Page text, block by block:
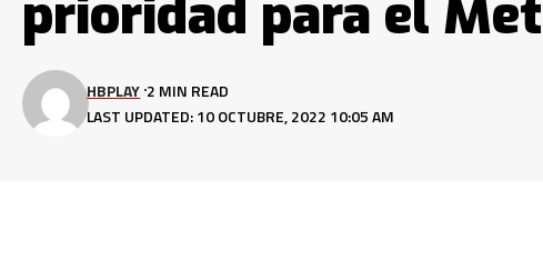
prioridad para el
LAST UPDATED: 10 OCTUBRE, 2022 10:05 AM
HBPLAY 2 MIN READ